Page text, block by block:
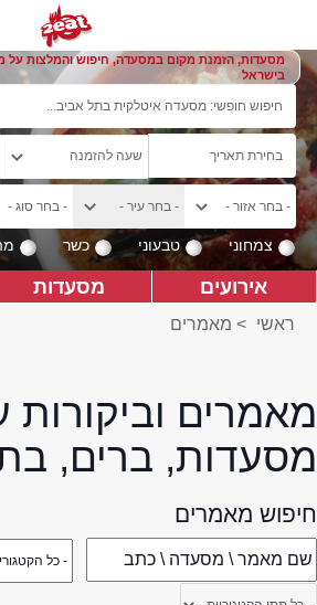
מסעדות, הזמנת מקום במסעדה, חיפוש והמלצות על
בישראל
צמחוני טבעוני כשר
אירועים מסעדות
ראשי > מאמרים
מאמרים וביקורות
מסעדות, ברים,
חיפוש מאמרים